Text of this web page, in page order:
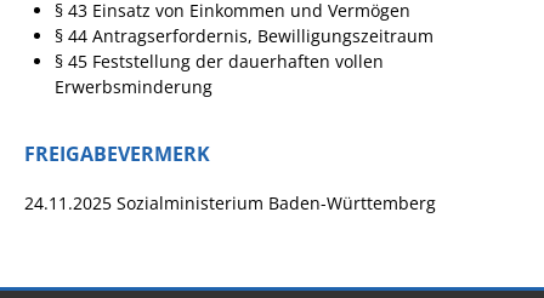
Pflanzbeete
Aktion „PFLÜCK MICH!“
§ 43 Einsatz von Einkommen und Vermögen
§ 44 Antragserfordernis, Bewilligungszeitraum
§ 45 Feststellung der dauerhaften vollen
Erwerbsminderung
FREIGABEVERMERK
24.11.2025 Sozialministerium Baden-Württemberg